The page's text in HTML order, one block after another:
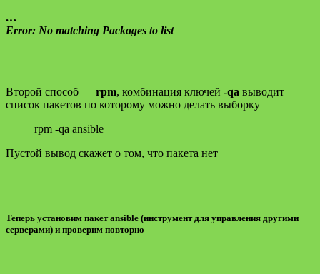
…
Error: No matching Packages to list
Второй способ — rpm, комбинация ключей -qa выводит
список пакетов по которому можно делать выборку
rpm -qa ansible
Пустой вывод скажет о том, что пакета нет
Теперь установим пакет ansible (инструмент для управления другими
серверами) и проверим повторно